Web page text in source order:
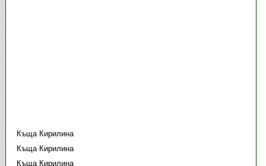
Къща Кирилина
Къща Кирилина
Къща Кирилина